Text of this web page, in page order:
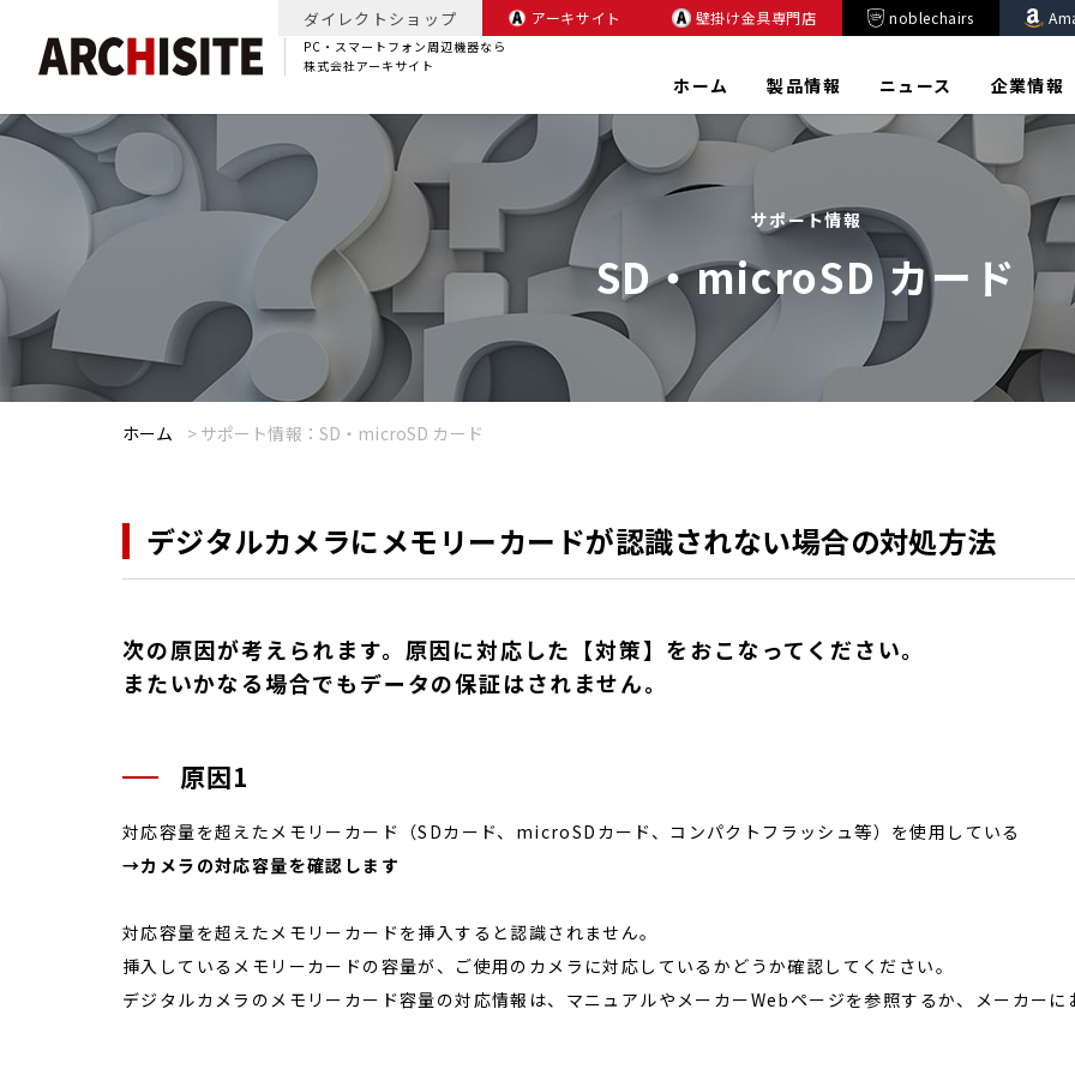
PC・スマートフォン周辺機器なら
株式会社アーキサイト
ダイレクトショップ アーキサイト 壁掛け金具専門店 noblechairs
ホーム 製品情報 ニュース 企業情報
サポート情報
SD・microSD カード
ホーム > サポート情報：SD・microSD カード
デジタルカメラにメモリーカードが認識されない場合の対処方法
次の原因が考えられます。原因に対応した【対策】をおこなってください。
またいかなる場合でもデータの保証はされません。
原因1
対応容量を超えたメモリーカード（SDカード、microSDカード、コンパクトフラッシュ等）を使用している
→カメラの対応容量を確認します
対応容量を超えたメモリーカードを挿入すると認識されません。
挿入しているメモリーカードの容量が、ご使用のカメラに対応しているかどうか確認してください。
デジタルカメラのメモリーカード容量の対応情報は、マニュアルやメーカーWebページを参照するか、メーカーに